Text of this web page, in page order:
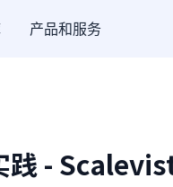
产品和服务
-